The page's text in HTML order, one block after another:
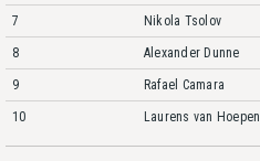
7 Nikola Tsolov
8 Alexander Dunne
9 Rafael Camara
10 Laurens van Hoepen